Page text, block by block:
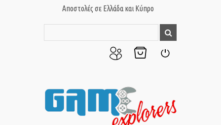
Αποστολές σε Ελλάδα και Κύπρο
μου